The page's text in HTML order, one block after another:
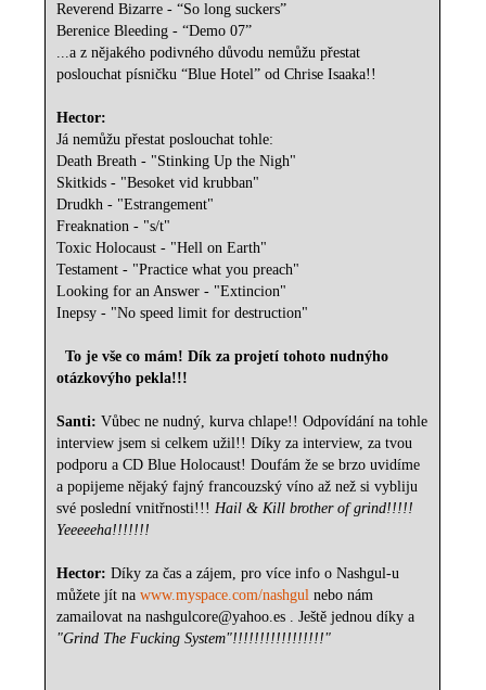
Reverend Bizarre - “So long suckers”
Berenice Bleeding - “Demo 07”
...a z nějakého podivného důvodu nemůžu přestat
poslouchat písničku “Blue Hotel” od Chrise Isaaka!!
Hector:
Já nemůžu přestat poslouchat tohle:
Death Breath - "Stinking Up the Nigh"
Skitkids - "Besoket vid krubban"
Drudkh - "Estrangement"
Freaknation - "s/t"
Toxic Holocaust - "Hell on Earth"
Testament - "Practice what you preach"
Looking for an Answer - "Extincion"
Inepsy - "No speed limit for destruction"
To je vše co mám! Dík za projetí tohoto nudnýho
otázkovýho pekla!!!
Santi:Vůbec ne nudný, kurva chlape!! Odpovídání na tohle
interview jsem si celkem užil!! Díky za interview, za tvou
podporu a CD Blue Holocaust! Doufám že se brzo uvidíme
a popijeme nějaký fajný francouzský víno až než si vybliju
své poslední vnitřnosti!!! Hail & Kill brother of grind!!!!!
Yeeeeeha!!!!!!!
Hector:Díky za čas a zájem, pro více info o Nashgul-u
můžete jít nawww.myspace.com/nashgul nebo nám
zamailovat na nashgulcore@yahoo.es . Ještě jednou díky a
"Grind The Fucking System"!!!!!!!!!!!!!!!!!"